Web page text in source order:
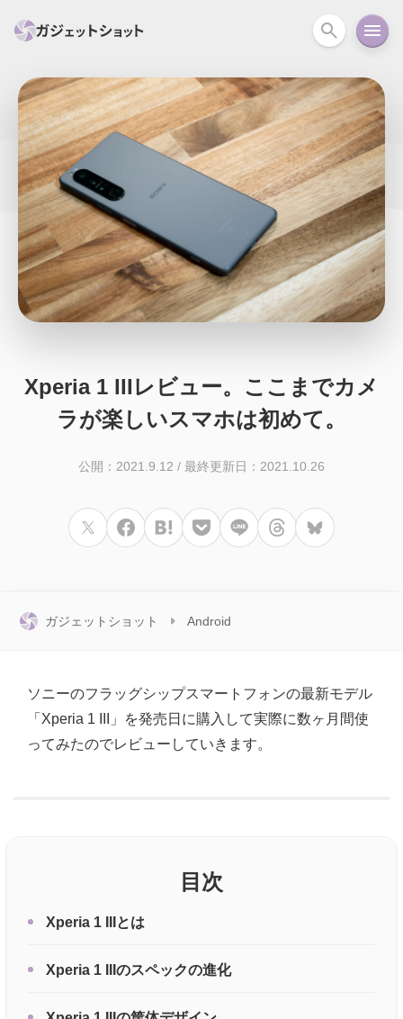
すべて スマホ PC関連 カメラ ウェアラ
セール情報 スマートホーム アクションカメラ カメラ
回線 iPhone iPad Android コラム
ガイド ニュース オーディオ 周辺機器
Xperia 1 IIIレビュー。ここまでカメ
ラが楽しいスマホは初めて。
公開：2021.9.12 / 最終更新日：2021.10.26
ガジェットショット Android
ソニーのフラッグシップスマートフォンの最新モデル
「Xperia 1 III」を発売日に購入して実際に数ヶ月間使
ってみたのでレビューしていきます。
目次
Xperia 1 IIIとは
Xperia 1 IIIのスペックの進化